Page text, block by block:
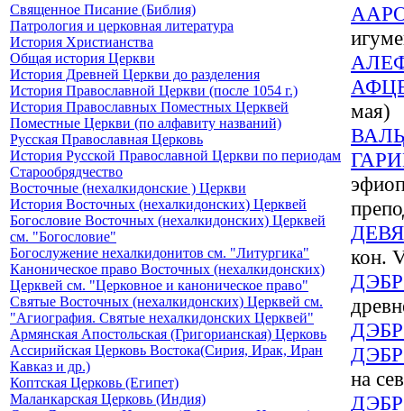
Священное Писание (Библия)
Патрология и церковная литература
История Христианства
Общая история Церкви
История Древней Церкви до разделения
История Православной Церкви (после 1054 г.)
История Православных Поместных Церквей
Поместные Церкви (по алфавиту названий)
Русская Православная Церковь
История Русской Православной Церкви по периодам
Старообрядчество
Восточные (нехалкидонские ) Церкви
История Восточных (нехалкидонских) Церквей
Богословие Восточных (нехалкидонских) Церквей
см. "Богословие"
Богослужение нехалкидонитов см. "Литургика"
Каноническое право Восточных (нехалкидонских)
Церквей см. "Церковное и каноническое право"
Святые Восточных (нехалкидонских) Церквей см.
"Агиография. Святые нехалкидонских Церквей"
Армянская Апостольская (Григорианская) Церковь
Ассирийская Церковь Востока(Сирия, Ирак, Иран
Кавказ и др.)
Коптская Церковь (Египет)
Маланкарская Церковь (Индия)
мая)
кон.
на